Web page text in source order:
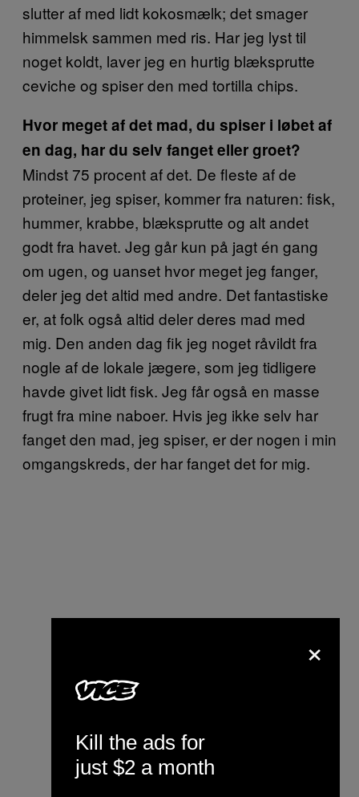
slutter af med lidt kokosmælk; det smager
himmelsk sammen med ris. Har jeg lyst til
noget koldt, laver jeg en hurtig blæksprutte
ceviche og spiser den med tortilla chips.
Hvor meget af det mad, du spiser i løbet af
en dag, har du selv fanget eller groet?
Mindst 75 procent af det. De fleste af de
proteiner, jeg spiser, kommer fra naturen: fisk,
hummer, krabbe, blæksprutte og alt andet
godt fra havet. Jeg går kun på jagt én gang
om ugen, og uanset hvor meget jeg fanger,
deler jeg det altid med andre. Det fantastiske
er, at folk også altid deler deres mad med
mig. Den anden dag fik jeg noget råvildt fra
nogle af de lokale jægere, som jeg tidligere
havde givet lidt fisk. Jeg får også en masse
frugt fra mine naboer. Hvis jeg ikke selv har
fanget den mad, jeg spiser, er der nogen i min
omgangskreds, der har fanget det for mig.
×
Kill the ads for
just $2 a month